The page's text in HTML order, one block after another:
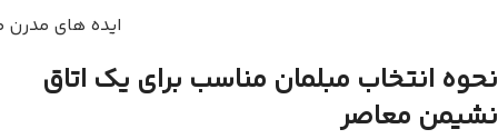
ایده های مدرن
نحوه انتخاب مبلمان مناسب برای یک اتاق
نشیمن معاصر